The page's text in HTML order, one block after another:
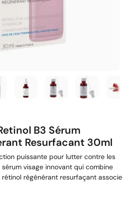
B3 Sérum
Resurfacant 30ml
puissante pour lutter contre les
visage innovant qui combine
régénérant resurfaçant associe